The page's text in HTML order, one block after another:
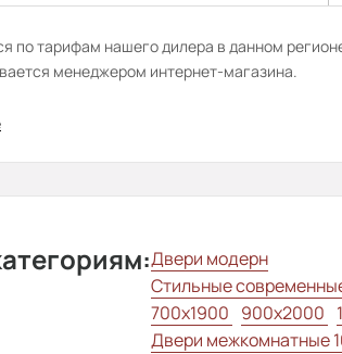
по тарифам нашего дилера в данном
менеджером интернет-магазина.
Двери модерн
Стильные
700x1900 900x2000
Двери межкомнатные